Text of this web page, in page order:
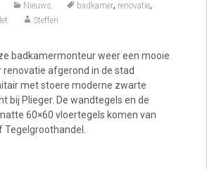
Nieuws badkamer, renovatie,
Steffen
badkamermonteur weer een mooie
afgerond in de stad
met stoere moderne zwarte
bij Plieger. De wandtegels en de
60×60 vloertegels komen van
Tegelgroothandel.